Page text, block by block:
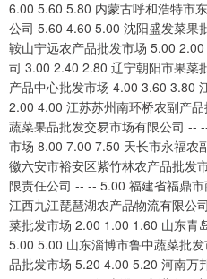
6.00 5.60 5.80 内蒙古呼和浩特市
公司 5.60 4.60 5.00 沈阳盛发菜果
鞍山宁远农产品批发市场 5.00
司 3.00 2.40 2.80 辽宁朝阳市果菜
产品中心批发市场 4.00 3.60 3.80
2.00 4.00 江苏苏州南环桥农副产
蔬菜果品批发交易市场有限公司 --
市场 8.00 7.00 7.50 天长市永福农
徽六安市裕安区紫竹林农产品批发
限责任公司 -- -- 5.00 福建省福鼎
江西九江琵琶湖农产品物流有限公
菜批发市场 2.00 1.00 1.60 山东青
5.00 5.00 山东淄博市鲁中蔬菜批
品批发市场 5.20 4.00 5.20 河南万